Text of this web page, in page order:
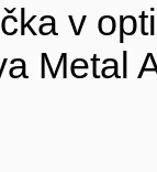
v
Metal